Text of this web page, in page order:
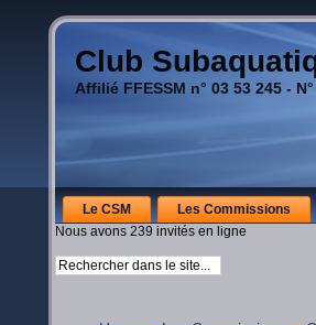
Club
Affilié FFESSM n° 03 53 245 -
Le CSM Les Commissions
Nous avons 239 invités en ligne